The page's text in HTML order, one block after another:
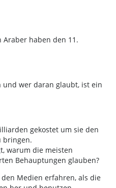
Araber haben den 11.
und wer daran glaubt, ist ein
gekostet um sie den
bringen.
warum die meisten
Behauptungen glauben?
Medien erfahren, als die